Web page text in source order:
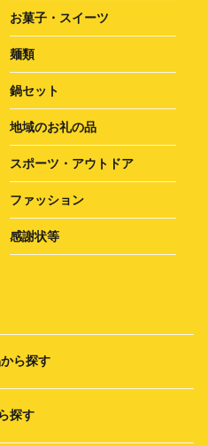
お菓子・スイーツ
麺類
鍋セット
地域のお礼の品
スポーツ・アウトドア
ファッション
感謝状等
ら探す
探す